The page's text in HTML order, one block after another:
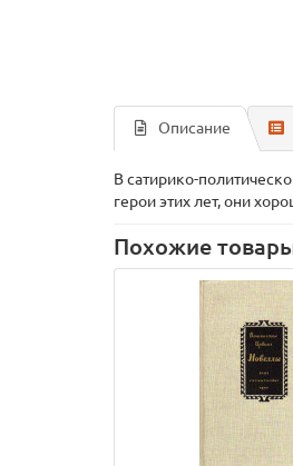
Описание
В сатирико-
герои этих лет, они
Похожие